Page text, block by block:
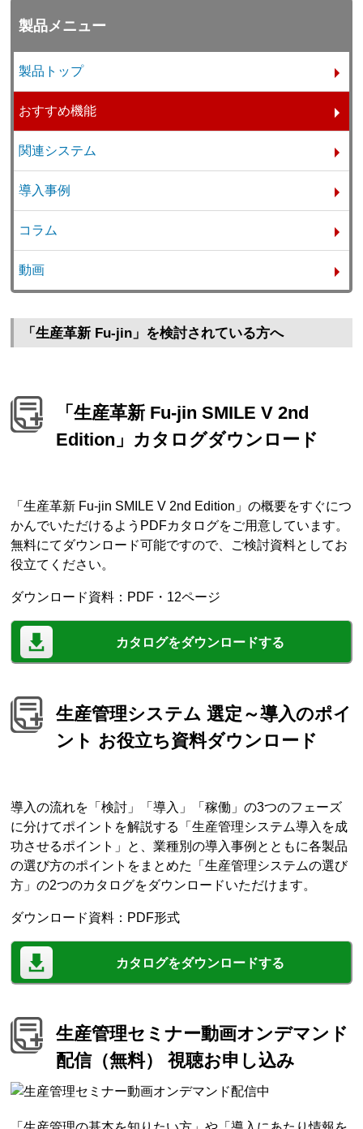
製品メニュー
製品トップ
おすすめ機能
関連システム
導入事例
コラム
動画
「生産革新 Fu-jin」を検討されている方へ
「生産革新 Fu-jin SMILE V 2nd
Edition」カタログダウンロード
「生産革新 Fu-jin SMILE V 2nd Edition」の概要をすぐにつ
かんでいただけるようPDFカタログをご用意しています。
無料にてダウンロード可能ですので、ご検討資料としてお
役立てください。
ダウンロード資料：PDF・12ページ
カタログをダウンロードする
生産管理システム 選定～導入のポイ
ント お役立ち資料ダウンロード
導入の流れを「検討」「導入」「稼働」の3つのフェーズ
に分けてポイントを解説する「生産管理システム導入を成
功させるポイント」と、業種別の導入事例とともに各製品
の選び方のポイントをまとめた「生産管理システムの選び
方」の2つのカタログをダウンロードいただけます。
ダウンロード資料：PDF形式
カタログをダウンロードする
生産管理セミナー動画オンデマンド
配信（無料） 視聴お申し込み